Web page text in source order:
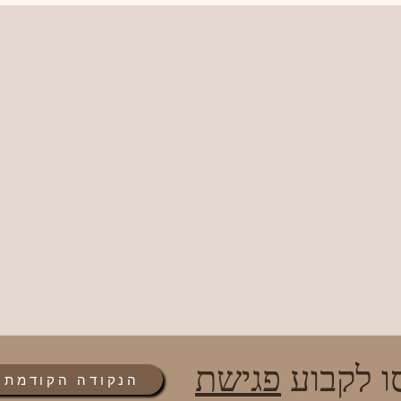
הנקודה הקודמת לקבוע פגישת